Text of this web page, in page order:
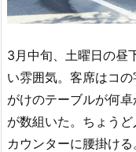
3月中旬、土曜日の昼
い雰囲気。客席はコ
がけのテーブルが何
が数組いた。ちょう
カウンターに腰掛ける